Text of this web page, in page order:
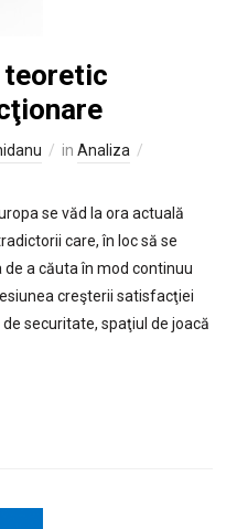
teoretic
in Analiza
se văd la ora actuală
care, în loc să se
a căuta în mod continuu
creşterii satisfacţiei
securitate, spaţiul de joacă